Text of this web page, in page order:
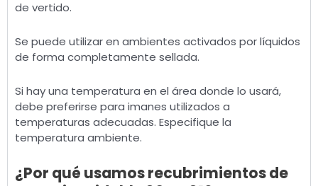
de vertido.
Se puede utilizar en ambientes activados por líquidos
de forma completamente sellada.
Si hay una temperatura en el área donde lo usará,
debe preferirse para imanes utilizados a
temperaturas adecuadas. Especifique la
temperatura ambiente.
¿Por qué usamos recubrimientos de